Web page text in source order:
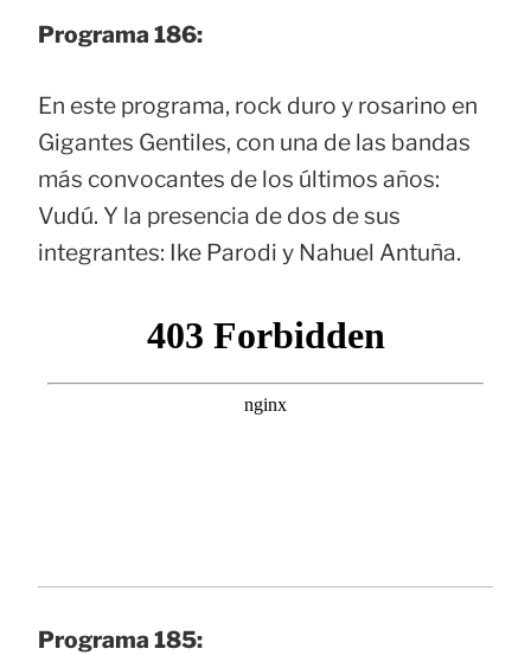
Programa 186:
En este programa, rock duro y rosarino en
Gigantes Gentiles, con una de las bandas
más convocantes de los últimos años:
Vudú. Y la presencia de dos de sus
integrantes: Ike Parodi y Nahuel Antuña.
Programa 185: